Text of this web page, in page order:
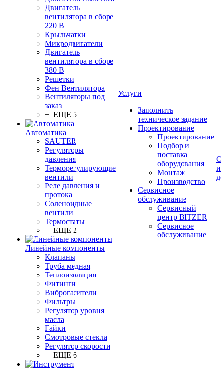
Двигатель
вентилятора в сборе
220 В
Крыльчатки
Микродвигатели
Двигатель
вентилятора в сборе
380 В
Решетки
Фен Вентилятора
Вентиляторы под
заказ
+ ЕЩЕ 5
Автоматика
SAUTER
Регуляторы
давления
Терморегулирующие
вентили
Реле давления и
протока
Соленоидные
вентили
Термостаты
+ ЕЩЕ 2
Линейные компоненты
Клапаны
Труба медная
Теплоизоляция
Фитинги
Виброгасители
Фильтры
Регулятор уровня
масла
Гайки
Смотровые стекла
Регулятор скорости
+ ЕЩЕ 6
Услуги
Заполнить
техническое задание
Проектирование
Проектирование
Подбор и
поставка
оборудования
Монтаж
Производство
Сервисное
обслуживание
Сервисный
центр BITZER
Сервисное
обслуживание
и